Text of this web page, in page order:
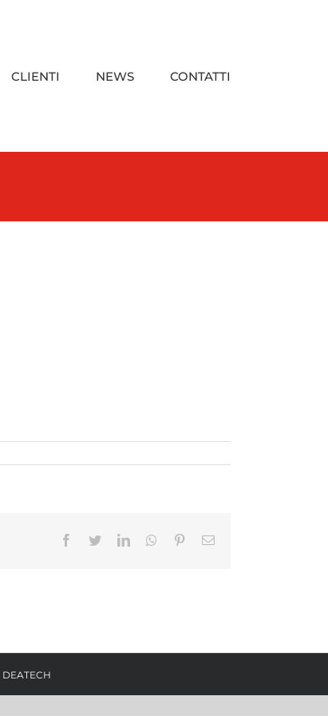
CLIENTI NEWS CONTATTI
Facebook
TwitterLinkedInWhatsappPinterestEmail
DEATECH